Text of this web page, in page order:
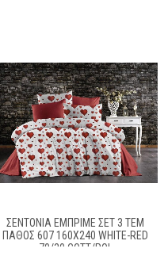
ΣΕΝΤΌΝΙΑ ΕΜΠΡΙΜΈ ΣΕΤ 3 ΤΕΜ
ΠΆΘΟΣ 607 160X240 WHITE-RED
70/30 COTT/POL